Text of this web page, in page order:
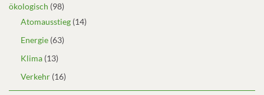
ökologisch (98)
Atomausstieg (14)
Energie (63)
Klima (13)
Verkehr (16)